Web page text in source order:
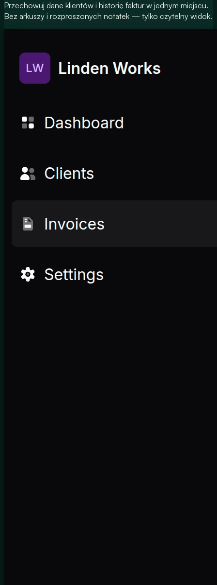
Przechowuj dane klientów i historię faktur w jednym miejscu.
Bez arkuszy i rozproszonych notatek — tylko czytelny widok.